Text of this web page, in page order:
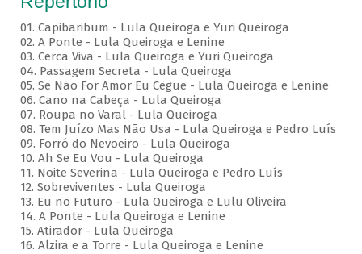
01. Capibaribum - Lula Queiroga e Yuri Queiroga
02. A Ponte - Lula Queiroga e Lenine
03. Cerca Viva - Lula Queiroga e Yuri Queiroga
04. Passagem Secreta - Lula Queiroga
05. Se Não For Amor Eu Cegue - Lula Queiroga e Lenine
06. Cano na Cabeça - Lula Queiroga
07. Roupa no Varal - Lula Queiroga
08. Tem Juízo Mas Não Usa - Lula Queiroga e Pedro Luís
09. Forró do Nevoeiro - Lula Queiroga
10. Ah Se Eu Vou - Lula Queiroga
11. Noite Severina - Lula Queiroga e Pedro Luís
12. Sobreviventes - Lula Queiroga
13. Eu no Futuro - Lula Queiroga e Lulu Oliveira
14. A Ponte - Lula Queiroga e Lenine
15. Atirador - Lula Queiroga
16. Alzira e a Torre - Lula Queiroga e Lenine